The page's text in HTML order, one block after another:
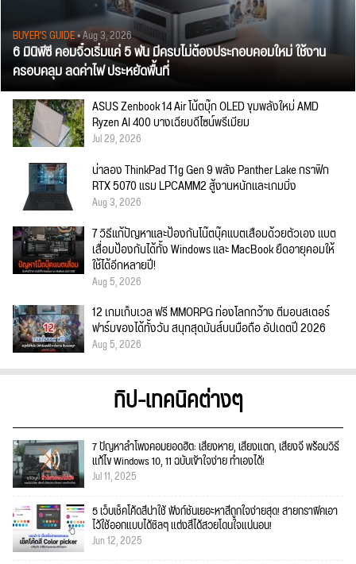
BUYER'S GUIDE• Aug 3, 2026
6 มินิพีซี คอมจิ๋วเริ่มแค่ 5 พัน มีครบไม่ต้องประกอบคอมใหม่ ใช้งาน
ครอบคลุม ลดค่าไฟ ประหยัดพื้นที่
ASUS Zenbook 14 Air โน้ตบุ๊ก OLED ขุมพลังใหม่ AMD
Ryzen AI 400 บางเฉียบดีไซน์พรีเมียม
Jul 29, 2026
น่าลอง ThinkPad T1g Gen 9 พลัง Panther Lake กราฟิก
RTX 5070 แรม LPCAMM2 สู้งานหนักและเกมมิ่ง
Aug 3, 2026
7 วิธีแก้ปัญหาและป้องกันโน๊ตบุ๊คแบตเสื่อมด้วยตัวเอง แบต
เสื่อมป้องกันได้ทั้ง Windows และ MacBook ยืดอายุคอมให้
ใช้ได้อีกหลายปี!
Aug 5, 2026
12 เกมเก็บเวล ฟรี MMORPG ท่องโลกกว้าง ตีมอนสเตอร์
ฟาร์มของได้ทั้งวัน สนุกสุดมันส์บนมือถือ อัปเดตปี 2026
Aug 5, 2026
ทิป-เทคนิคต่างๆ
7 ปัญหาลำโพงคอมยอดฮิต: เสียงหาย, เสียงแตก, เสียงจี่ พร้อมวิธี
แก้ไข Windows 10, 11 ฉบับเข้าใจง่าย ทำเองได้!
Jul 11, 2025
5 เว็บเช็คโค้ดสีน่าใช้ ฟังก์ชั่นเยอะหาสีถูกใจง่ายสุด! สายกราฟิคเอา
ไว้ใช้ออกแบบได้ชิลๆ แต่งสีได้สวยโดนใจแน่นอน!
Jun 12, 2025